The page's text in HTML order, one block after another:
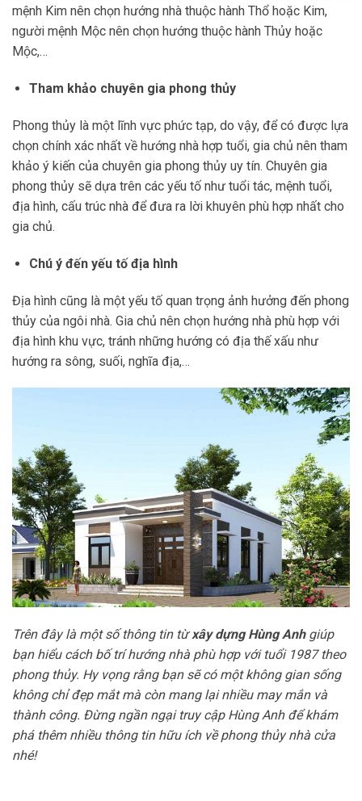
mệnh Kim nên chọn hướng nhà thuộc hành Thổ hoặc Kim,
người mệnh Mộc nên chọn hướng thuộc hành Thủy hoặc
Mộc,…
Tham khảo chuyên gia phong thủy
Phong thủy là một lĩnh vực phức tạp, do vậy, để có được lựa
chọn chính xác nhất về hướng nhà hợp tuổi, gia chủ nên tham
khảo ý kiến của chuyên gia phong thủy uy tín. Chuyên gia
phong thủy sẽ dựa trên các yếu tố như tuổi tác, mệnh tuổi,
địa hình, cấu trúc nhà để đưa ra lời khuyên phù hợp nhất cho
gia chủ.
Chú ý đến yếu tố địa hình
Địa hình cũng là một yếu tố quan trọng ảnh hưởng đến phong
thủy của ngôi nhà. Gia chủ nên chọn hướng nhà phù hợp với
địa hình khu vực, tránh những hướng có địa thế xấu như
hướng ra sông, suối, nghĩa địa,…
Trên đây là một số thông tin từxây dựng Hùng Anhgiúp
bạn hiểu cách bố trí hướng nhà phù hợp với tuổi 1987 theo
phong thủy. Hy vọng rằng bạn sẽ có một không gian sống
không chỉ đẹp mắt mà còn mang lại nhiều may mắn và
thành công. Đừng ngần ngại truy cập Hùng Anh để khám
phá thêm nhiều thông tin hữu ích về phong thủy nhà cửa
nhé!